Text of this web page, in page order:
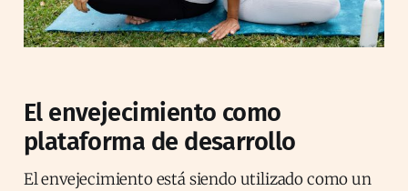
El envejecimiento como
plataforma de desarrollo
El envejecimiento está siendo utilizado como un